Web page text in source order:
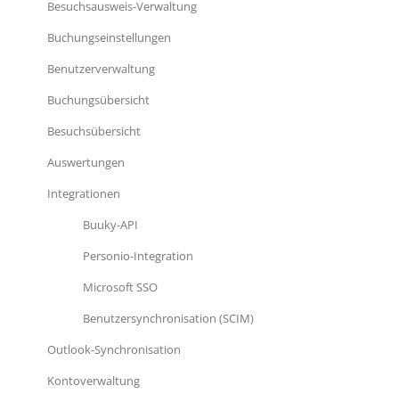
Besuchsausweis-Verwaltung
Buchungseinstellungen
Benutzerverwaltung
Buchungsübersicht
Besuchsübersicht
Auswertungen
Integrationen
Buuky-API
Personio-Integration
Microsoft SSO
Benutzersynchronisation (SCIM)
Outlook-Synchronisation
Kontoverwaltung